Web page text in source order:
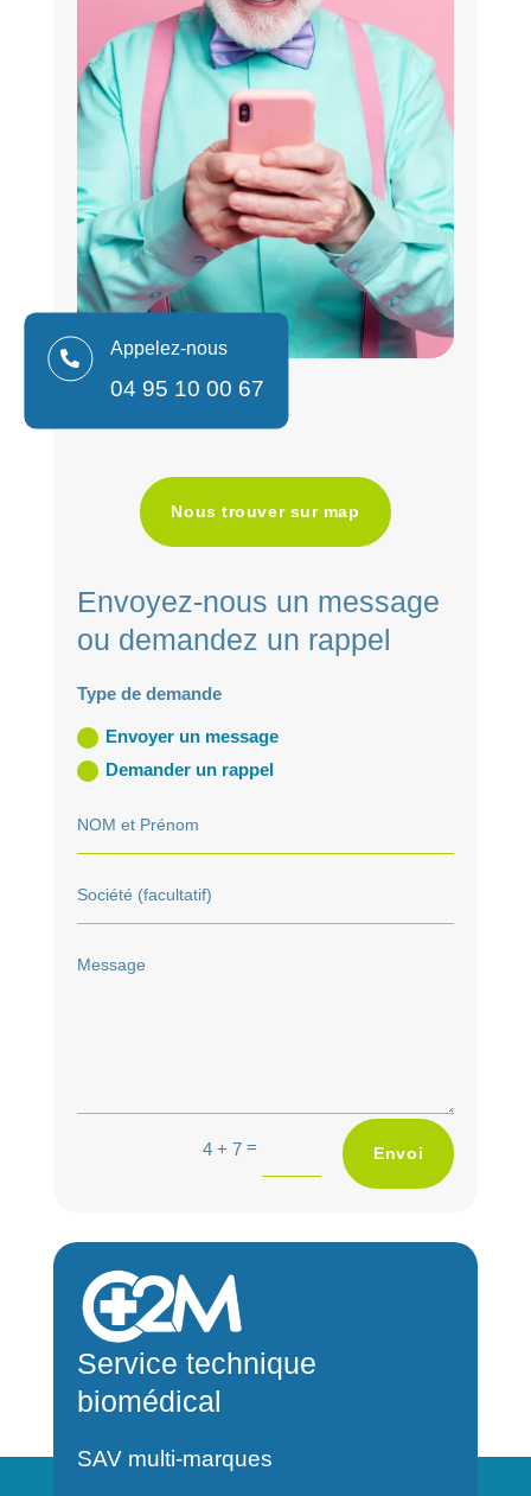
 Appelez-nous
04 95 10 00 67
Nous trouver sur map
Envoyez-nous un message
ou demandez un rappel
Type de demande
Envoyer un message
Demander un rappel
4 + 7 = Envoi
Service technique
biomédical
SAV multi-marques